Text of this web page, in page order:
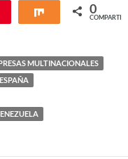
Compartir
0
COMPARTIR
MULTINACIONALES
ESPAÑA